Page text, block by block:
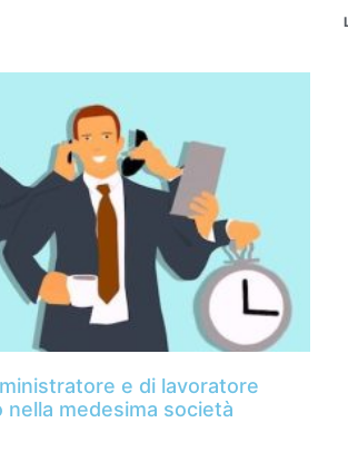
e di lavoratore
nella medesima società